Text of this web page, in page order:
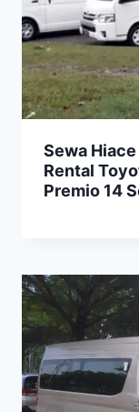
Sewa
Rental
Premio 14